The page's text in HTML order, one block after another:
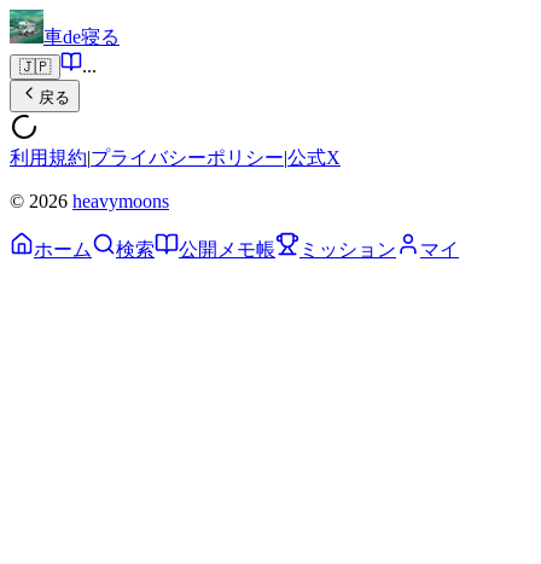
車de寝る
🇯🇵 ...
戻る
利用規約|プライバシーポリシー|公式X
© 2026 heavymoons
ホーム 検索 公開メモ帳 ミッション マイ